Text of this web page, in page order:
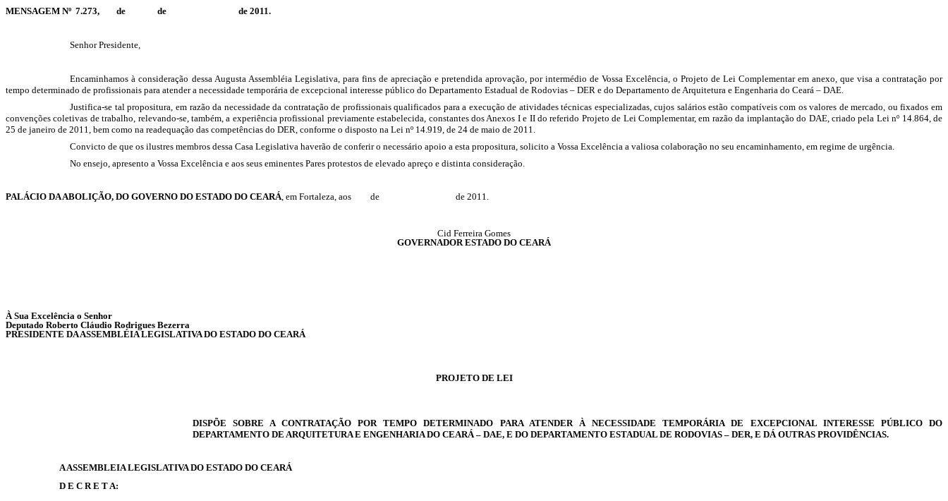
MENSAGEM Nº 7.273, de de de 2011.
Senhor Presidente,
Encaminhamos à consideração dessa Augusta Assembléia Legislativa, para fins de apreciação e pretendida aprovação, por intermédio de Vossa Excelência, o Projeto de Lei Complementar em anexo, que visa a contratação por
tempo determinado de profissionais para atender a necessidade temporária de excepcional interesse público do Departamento Estadual de Rodovias – DER e do Departamento de Arquitetura e Engenharia do Ceará – DAE.
Justifica-se tal propositura, em razão da necessidade da contratação de profissionais qualificados para a execução de atividades técnicas especializadas, cujos salários estão compatíveis com os valores de mercado, ou fixados em
convenções coletivas de trabalho, relevando-se, também, a experiência profissional previamente estabelecida, constantes dos Anexos I e II do referido Projeto de Lei Complementar, em razão da implantação do DAE, criado pela Lei nº 14.864, de
25 de janeiro de 2011, bem como na readequação das competências do DER, conforme o disposto na Lei nº 14.919, de 24 de maio de 2011.
Convicto de que os ilustres membros dessa Casa Legislativa haverão de conferir o necessário apoio a esta propositura, solicito a Vossa Excelência a valiosa colaboração no seu encaminhamento, em regime de urgência.
No ensejo, apresento a Vossa Excelência e aos seus eminentes Pares protestos de elevado apreço e distinta consideração.
PALÁCIO DA ABOLIÇÃO, DO GOVERNO DO ESTADO DO CEARÁ, em Fortaleza, aos de de 2011.
Cid Ferreira Gomes
GOVERNADOR ESTADO DO CEARÁ
À Sua Excelência o Senhor
Deputado Roberto Cláudio Rodrigues Bezerra
PRESIDENTE DA ASSEMBLÉIA LEGISLATIVA DO ESTADO DO CEARÁ
PROJETO DE LEI
DISPÕE SOBRE A CONTRATAÇÃO POR TEMPO DETERMINADO PARA ATENDER À NECESSIDADE TEMPORÁRIA DE EXCEPCIONAL INTERESSE PÚBLICO DO
DEPARTAMENTO DE ARQUITETURA E ENGENHARIA DO CEARÁ – DAE, E DO DEPARTAMENTO ESTADUAL DE RODOVIAS – DER, E DÁ OUTRAS PROVIDÊNCIAS.
A ASSEMBLEIA LEGISLATIVA DO ESTADO DO CEARÁ
D E C R E T A: